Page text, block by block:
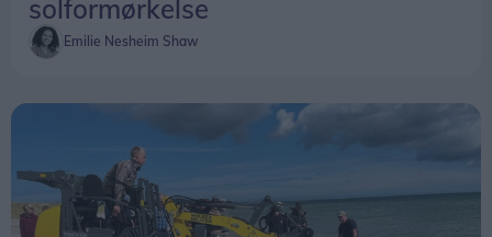
solformørkelse
Emilie Nesheim Shaw